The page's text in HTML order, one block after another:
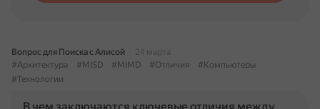
Вопрос для Поиска с Алисой
24 марта
#Архитектура
#MISD #MIMD #Отличия
#Компьютеры
#Технологии